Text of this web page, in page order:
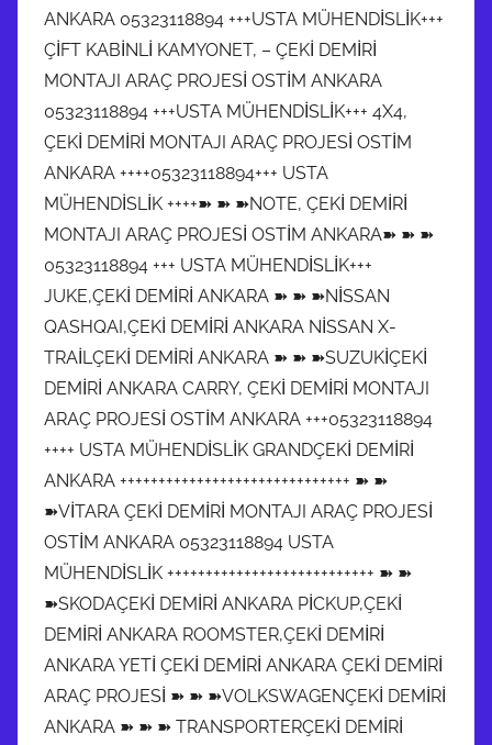
ANKARA 05323118894 +++USTA MÜHENDİSLİK+++
ÇİFT KABİNLİ KAMYONET, – ÇEKİ DEMİRİ
MONTAJI ARAÇ PROJESİ OSTİM ANKARA
05323118894 +++USTA MÜHENDİSLİK+++ 4X4,
ÇEKİ DEMİRİ MONTAJI ARAÇ PROJESİ OSTİM
ANKARA ++++05323118894+++ USTA
MÜHENDİSLİK ++++➽ ➽ ➽NOTE, ÇEKİ DEMİRİ
MONTAJI ARAÇ PROJESİ OSTİM ANKARA➽ ➽ ➽
05323118894 +++ USTA MÜHENDİSLİK+++
JUKE,ÇEKİ DEMİRİ ANKARA ➽ ➽ ➽NİSSAN
QASHQAI,ÇEKİ DEMİRİ ANKARA NİSSAN X-
TRAİLÇEKİ DEMİRİ ANKARA ➽ ➽ ➽SUZUKİÇEKİ
DEMİRİ ANKARA CARRY, ÇEKİ DEMİRİ MONTAJI
ARAÇ PROJESİ OSTİM ANKARA +++05323118894
++++ USTA MÜHENDİSLİK GRANDÇEKİ DEMİRİ
ANKARA ++++++++++++++++++++++++++++++ ➽ ➽
➽VİTARA ÇEKİ DEMİRİ MONTAJI ARAÇ PROJESİ
OSTİM ANKARA 05323118894 USTA
MÜHENDİSLİK +++++++++++++++++++++++++++ ➽ ➽
➽SKODAÇEKİ DEMİRİ ANKARA PİCKUP,ÇEKİ
DEMİRİ ANKARA ROOMSTER,ÇEKİ DEMİRİ
ANKARA YETİ ÇEKİ DEMİRİ ANKARA ÇEKİ DEMİRİ
ARAÇ PROJESİ ➽ ➽ ➽VOLKSWAGENÇEKİ DEMİRİ
ANKARA ➽ ➽ ➽ TRANSPORTERÇEKİ DEMİRİ